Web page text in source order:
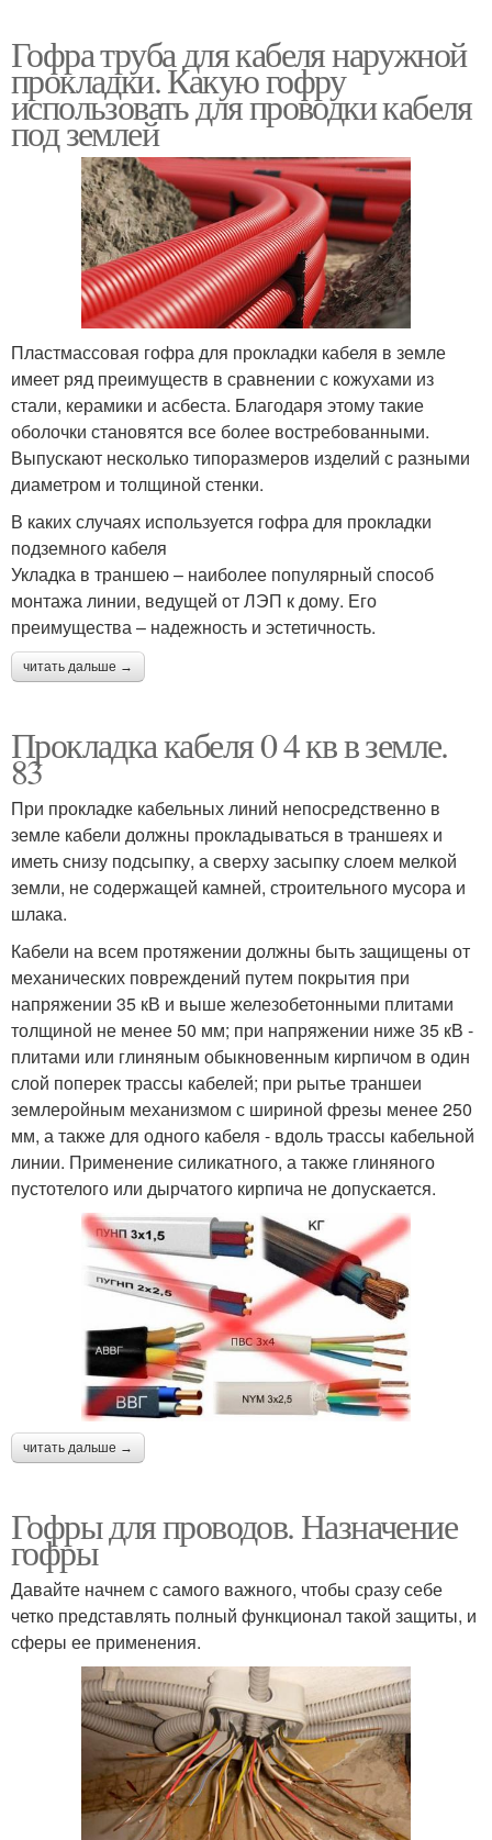
Гофра труба для кабеля наружной
прокладки. Какую гофру
использовать для проводки кабеля
под землей
Пластмассовая гофра для прокладки кабеля в земле
имеет ряд преимуществ в сравнении с кожухами из
стали, керамики и асбеста. Благодаря этому такие
оболочки становятся все более востребованными.
Выпускают несколько типоразмеров изделий с разными
диаметром и толщиной стенки.
В каких случаях используется гофра для прокладки
подземного кабеля
Укладка в траншею – наиболее популярный способ
монтажа линии, ведущей от ЛЭП к дому. Его
преимущества – надежность и эстетичность.
читать дальше →
Прокладка кабеля 0 4 кв в земле.
83
При прокладке кабельных линий непосредственно в
земле кабели должны прокладываться в траншеях и
иметь снизу подсыпку, а сверху засыпку слоем мелкой
земли, не содержащей камней, строительного мусора и
шлака.
Кабели на всем протяжении должны быть защищены от
механических повреждений путем покрытия при
напряжении 35 кВ и выше железобетонными плитами
толщиной не менее 50 мм; при напряжении ниже 35 кВ -
плитами или глиняным обыкновенным кирпичом в один
слой поперек трассы кабелей; при рытье траншеи
землеройным механизмом с шириной фрезы менее 250
мм, а также для одного кабеля - вдоль трассы кабельной
линии. Применение силикатного, а также глиняного
пустотелого или дырчатого кирпича не допускается.
читать дальше →
Гофры для проводов. Назначение
гофры
Давайте начнем с самого важного, чтобы сразу себе
четко представлять полный функционал такой защиты, и
сферы ее применения.